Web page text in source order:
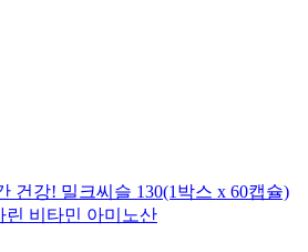
건강! 밀크씨슬 130(1박스 x 60캡슐)
린 비타민 아미노산